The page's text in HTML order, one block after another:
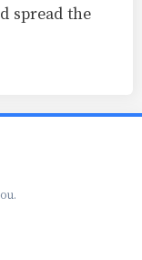
spread the
ou.